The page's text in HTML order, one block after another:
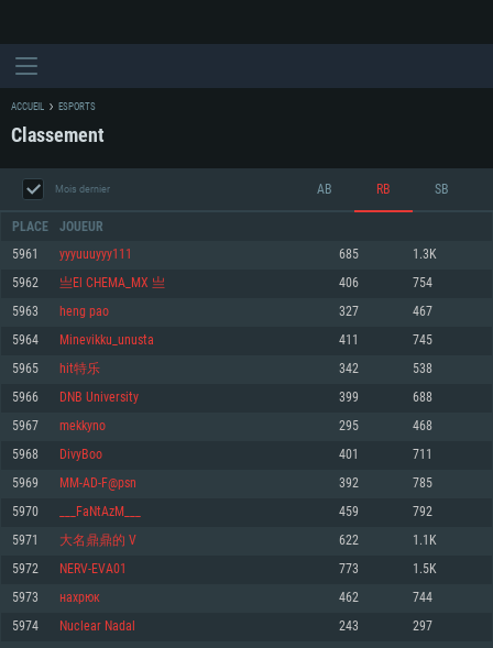
CONFIGURATION SYSTÈME REQUISE
Minimum
OS: Windows 10 (64 bit)
Processeur: Dual-Core 2.2 GHz
Mémoire: 4 GB
Carte graphique supportant DirectX 11: AMD Radeon 77XX / NVIDIA
GeForce GTX 660. La résolution minimale supportée par le jeu est de 720p
Connection: Connexion Internet à haut débit
Disque dur: 23.1 Go (client minimal)
Minimum
OS: Mac OS Big Sur 11.0 ou plus récent
Processeur: Core i5, minimum 2.2GHz (Les processeurs Intel Xeon ne sont
pas supportés)
Mémoire: 6 GB
Carte graphique: Intel Iris Pro 5200 (Mac), ou analogue AMD/Nvidia. La
résolution minimale supportée par le jeu est de 720p.
Connection: Connexion Internet à haut débit
Disque dur: 62,2 Go (client minimal)
Minimum
OS: Les configurations Linux 64 bits les plus modernes
Processeur: Dual-Core 2.4 GHz
Mémoire: 4 GB
Carte graphique: NVIDIA 660 avec les derniers drivers (moins de 6 mois) /
de même pour AMD (La résolution minimale supportée par le jeu est de
720p)
Connection: Connexion Internet à haut débit
Disque dur: 62,2 Go (client minimal)
ACCUEIL ESPORTS
Classement
Mois dernier AB RB SB
PLACE JOUEUR
5961 yyyuuuyyy111 685 1.3K
5962 亗El CHEMA_MX 亗 406 754
5963 heng pao 327 467
5964 Minevikku_unusta 411 745
5965 hit特乐 342 538
5966 DNB University 399 688
5967 mekkyno 295 468
5968 DivyBoo 401 711
5969 MM-AD-F@psn 392 785
5970 ___FaNtAzM___ 459 792
5971 大名鼎鼎的 V 622 1.1K
5972 NERV-EVA01 773 1.5K
5973 нaхрюк 462 744
5974 Nuclear Nadal 243 297